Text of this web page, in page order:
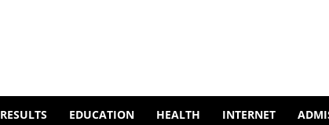
RESULTS EDUCATION HEALTH INTERNET